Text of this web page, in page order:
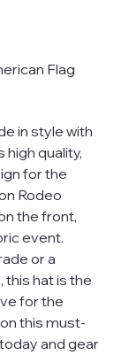
Flag
in style with
high quality,
for the
Rodeo
the front,
event.
or a
hat is the
for the
this must-
and gear